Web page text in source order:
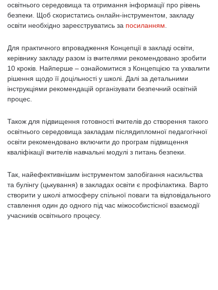
освітнього середовища та отримання інформації про рівень
безпеки. Щоб скористатись онлайн-інструментом, закладу
освіти необхідно зареєструватись за посиланням
Для практичного впровадження Концепції в закладі освіти,
керівнику закладу разом із вчителями рекомендовано зробити
10 кроків. Найперше – ознайомитися з Концепцією та ухвалити
рішення щодо її доцільності у школі. Далі за детальними
інструкціями рекомендацій організувати безпечний освітній
процес.
Також для підвищення готовності вчителів до створення такого
освітнього середовища закладам післядипломної педагогічної
освіти рекомендовано включити до програм підвищення
кваліфікації вчителів навчальні модулі з питань безпеки.
Так, найефективнішим інструментом запобігання насильства
та булінгу (цькування) в закладах освіти є профілактика. Варто
створити у школі атмосферу спільної поваги та відповідального
ставлення один до одного під час міжособистісної взаємодії
учасників освітнього процесу.